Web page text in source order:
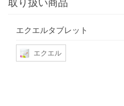
取り扱い商品
エクエルタブレット
エクエル